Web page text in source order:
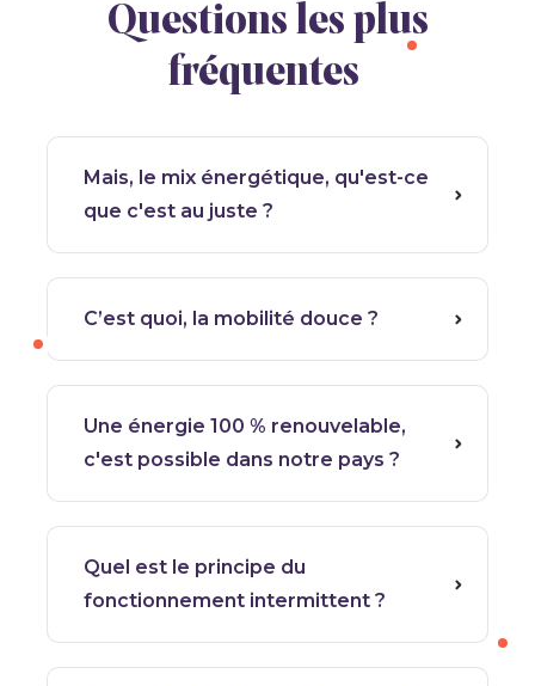
Questions les plus
fréquentes
Mais, le mix énergétique, qu'est-ce
que c'est au juste ?
C’est quoi, la mobilité douce ?
Une énergie 100 % renouvelable,
c'est possible dans notre pays ?
Quel est le principe du
fonctionnement intermittent ?